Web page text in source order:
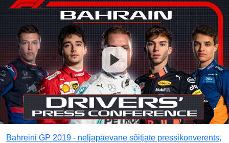
Bahreini GP 2019 - neljapäevane sõitjate pressikonverents,